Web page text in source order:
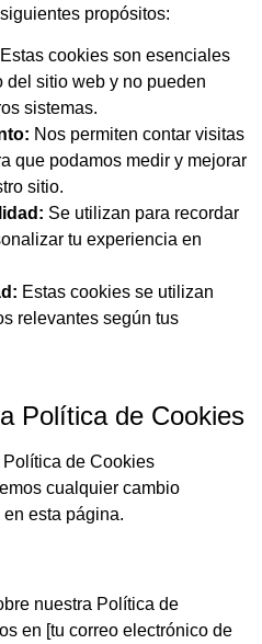
propósitos:
Estas cookies son esenciales
del sitio web y no pueden
sistemas.
Nos permiten contar visitas
que podamos medir y mejorar
sitio.
Se utilizan para recordar
tu experiencia en
Estas cookies se utilizan
relevantes según tus
Política de Cookies
de Cookies
cualquier cambio
esta página.
nuestra Política de
en [tu correo electrónico de